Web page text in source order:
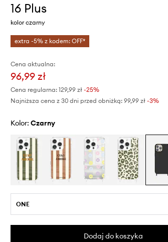
16 Plus
kolor czarny
extra -5% z kodem: OFF*
Cena aktualna:
96,99 zł
Cena regularna: 129,99 zł-25%
Najniższa cena z 30 dni przed obniżką: 99,99 zł -3%
Kolor: czarny
ONE
Dodaj do koszyka